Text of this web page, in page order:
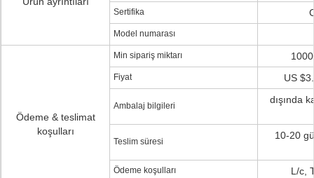
Sertifika
Model numarası
Ödeme & teslimat
koşulları
Min sipariş miktarı
Fiyat US
Ambalaj bilgileri
dışında
Teslim süresi
10-20
Ödeme koşulları L/c,